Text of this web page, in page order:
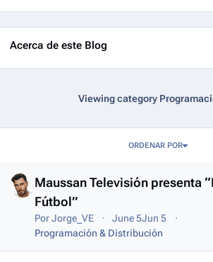
Acerca de este Blog
Viewing category
ORDENAR POR
Maussan Televisión presenta
Fútbol”
PorJorge_VE June 5Jun 5
Programación & Distribución